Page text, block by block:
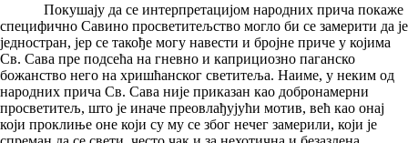
Покушају да се интерпретацијом народних прича покаже
специфично Савино просветитељство могло би се замерити да је
једностран, јер се такође могу навести и бројне приче у којима
Св. Сава пре подсећа на гневно и каприциозно паганско
божанство него на хришћанског светитеља. Наиме, у неким од
народних прича Св. Сава није приказан као добронамерни
просветитељ, што је иначе преовлађујући мотив, већ као онај
који проклиње оне који су му се због нечег замерили, који је